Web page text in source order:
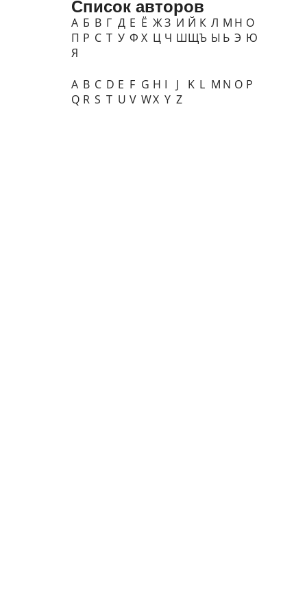
Список авторов
А Б В Г Д Е Ё ЖЗ И Й К Л М Н О
П Р С Т У Ф Х Ц Ч ШЩЪ Ы Ь Э Ю
Я
A B C D E F G H I J K L M N O P
Q R S T U V WX Y Z